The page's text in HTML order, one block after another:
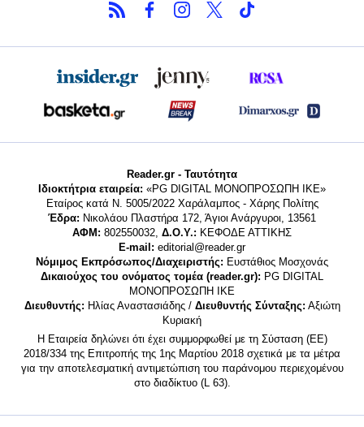
Reader.gr - Ταυτότητα
Ιδιοκτήτρια εταιρεία: «PG DIGITAL MONΟΠΡΟΣΩΠΗ ΙΚΕ»
Εταίρος κατά Ν. 5005/2022 Χαράλαμπος - Χάρης Πολίτης
Έδρα: Νικολάου Πλαστήρα 172, Άγιοι Ανάργυροι, 13561
ΑΦΜ: 802550032, Δ.Ο.Υ.: ΚΕΦΟΔΕ ΑΤΤΙΚΗΣ
E-mail: editorial@reader.gr
Νόμιμος Εκπρόσωπος/Διαχειριστής: Ευστάθιος Μοσχονάς
Δικαιούχος του ονόματος τομέα (reader.gr): PG DIGITAL
MONΟΠΡΟΣΩΠΗ ΙΚΕ
Διευθυντής: Ηλίας Αναστασιάδης / Διευθυντής Σύνταξης: Αξιώτη
Κυριακή
Η Εταιρεία δηλώνει ότι έχει συμμορφωθεί με τη Σύσταση (ΕΕ)
2018/334 της Επιτροπής της 1ης Μαρτίου 2018 σχετικά με τα μέτρα
για την αποτελεσματική αντιμετώπιση του παράνομου περιεχομένου
στο διαδίκτυο (L 63).